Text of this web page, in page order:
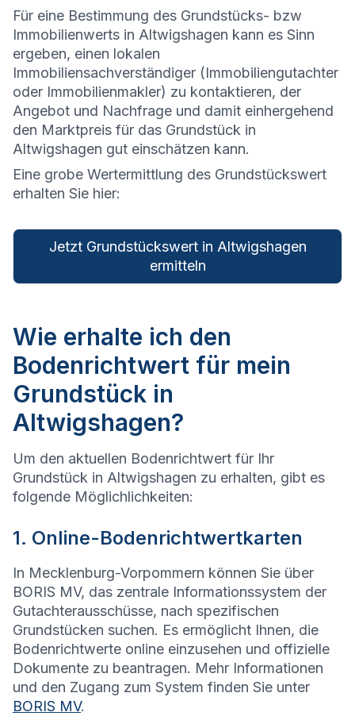
Für eine Bestimmung des Grundstücks- bzw
Immobilienwerts in Altwigshagen kann es Sinn
ergeben, einen lokalen
Immobiliensachverständiger (Immobiliengutachter
oder Immobilienmakler) zu kontaktieren, der
Angebot und Nachfrage und damit einhergehend
den Marktpreis für das Grundstück in
Altwigshagen gut einschätzen kann.
Eine grobe Wertermittlung des Grundstückswert
erhalten Sie hier:
Jetzt Grundstückswert in Altwigshagen
ermitteln
Wie erhalte ich den
Bodenrichtwert für mein
Grundstück in
Altwigshagen?
Um den aktuellen Bodenrichtwert für Ihr
Grundstück in Altwigshagen zu erhalten, gibt es
folgende Möglichlichkeiten:
1. Online-Bodenrichtwertkarten
In Mecklenburg-Vorpommern können Sie über
BORIS MV, das zentrale Informationssystem der
Gutachterausschüsse, nach spezifischen
Grundstücken suchen. Es ermöglicht Ihnen, die
Bodenrichtwerte online einzusehen und offizielle
Dokumente zu beantragen. Mehr Informationen
und den Zugang zum System finden Sie unter
BORIS MV.